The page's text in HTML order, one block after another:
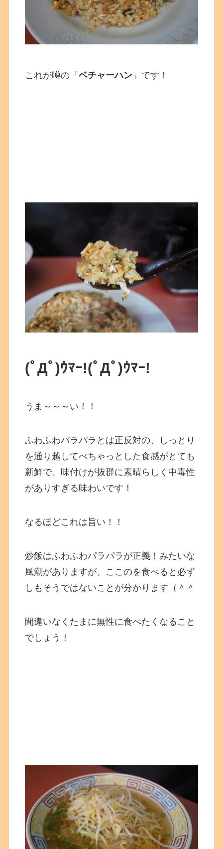
これが噂の「ベチャーハン 」です！
(ﾟДﾟ)ｳﾏｰ!(ﾟДﾟ)ｳﾏｰ!
うま～～～い！！
ふわふわパラパラとは正反対の、しっとり
を通り越してべちゃっとした食感がとても
新鮮で、味付けが抜群に素晴らしく中毒性
がありすぎる味わいです！
なるほどこれは旨い！！
炒飯はふわふわパラパラが正義！みたいな
風潮がありますが、ここのを食べると必ず
しもそうではないことが分かります（＾＾
間違いなくたまに無性に食べたくなること
でしょう！